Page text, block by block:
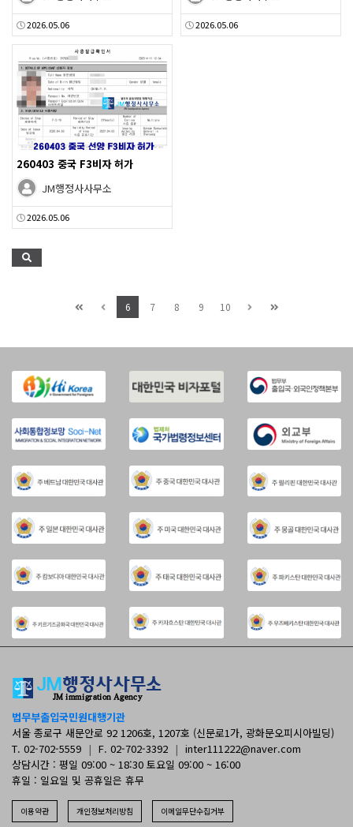
2026.05.06 2026.05.06
260403 중국 F3비자 허가
JM행정사사무소
2026.05.06
6 7 8 9 10
법무부출입국민원대행기관
서울 종로구 새문안로 92 1206호, 1207호 (신문로1가, 광화문오피시아빌딩)
T. 02-702-5559 | F. 02-702-3392 | inter111222@naver.com
상담시간 : 평일 09:00 ~ 18:30 토요일 09:00 ~ 16:00
휴일 : 일요일 및 공휴일은 휴무
이용약관 개인정보처리방침 이메일무단수집거부